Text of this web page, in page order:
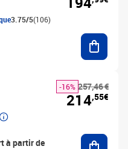
3.75/5(106)
à partir de
257,46 €
-16%
214,55€